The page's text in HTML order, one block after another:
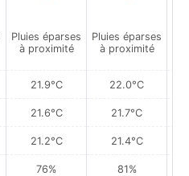
Pluies éparses
à proximité
21.9°C
21.6°C
21.2°C
76%
Pluies éparses
à proximité
22.0°C
21.7°C
21.4°C
81%